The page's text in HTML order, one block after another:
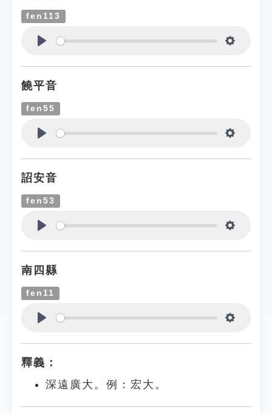
fen113
饒平音
fen55
詔安音
fen53
南四縣
fen11
釋義：
深遠廣大。例：宏大。